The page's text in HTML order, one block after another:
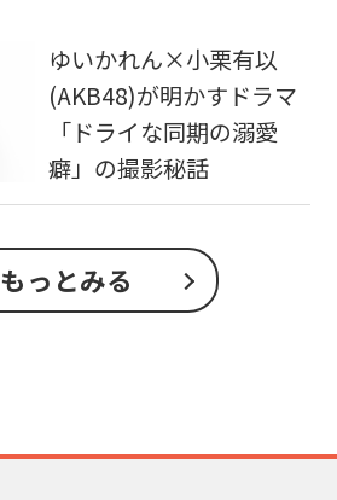
ゆいかれん×小栗有以
(AKB48)が明かすドラマ
「ドライな同期の溺愛
癖」の撮影秘話
もっとみる